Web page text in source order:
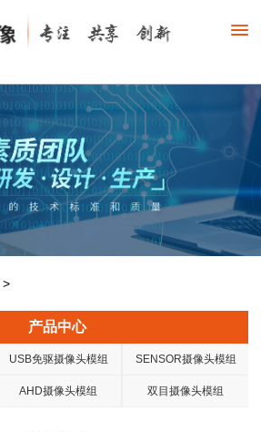
>
产品中心
USB免驱摄像头模组 SENSOR摄像头模组
AHD摄像头模组 双目摄像头模组